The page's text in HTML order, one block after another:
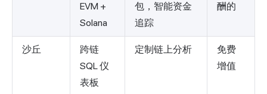
EVM +
Solana
包，智能资金
追踪
酬的
沙丘
跨链
SQL 仪
表板
定制链上分析
免费
增值